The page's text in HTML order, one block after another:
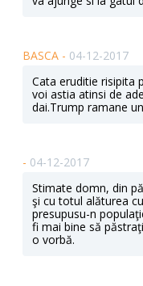
BASCA - 04-12-2017
Cata eruditie risipita
voi astia atinsi de
dai.Trump ramane
- 04-12-2017
Stimate domn, din
şi cu totul alăturea
presupusu-n
fi mai bine să
o vorbă.